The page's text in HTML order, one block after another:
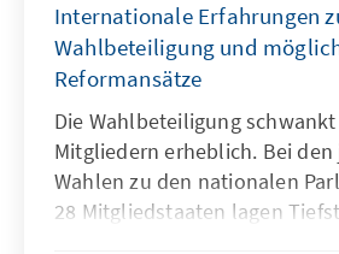
Internationale Erfahrungen
Wahlbeteiligung und
Reformansätze
Die Wahlbeteiligung
Mitgliedern erheblich. Bei
Wahlen zu den nationalen
28 Mitgliedstaaten lagen